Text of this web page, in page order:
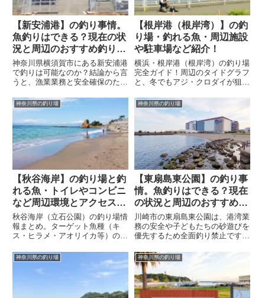
【新安浦港】の釣り事情。
魚釣りはできる？現在の状
況と周辺のおすすめ釣り場
情報
神奈川県横須賀市にある新安浦港
で釣りは可能なのか？結論から言
うと、漁業業務と安全確保のため
記事では新安浦港の現状や禁止の
理由、そして近隣の「うみかぜ公
園」や大人気の「遊漁船（船釣
り）」といったおすすめの代替案
を詳しく解説します。
【根岸港（根岸湾）】の釣
り場・釣れる魚・周辺施設
や駐車場など紹介！
横浜・根岸港（根岸湾）の釣り場
完全ガイド！周辺のタイドグラフ
と、冬でもアジ・クロダイが狙え
きで解説。課題となる「駐車場」
の問題も、駐禁リスクゼロの推奨
ルートで解決します。夏は釣れな
い？その理由や夜釣りの大物情報
も網羅。
神奈川県の釣り場
【秋谷海岸】の釣り場と釣
れる魚・トイレやコンビニ
など周辺環境とアクセス紹
介
秋谷海岸（立石公園）の釣り場情
報まとめ。ターゲット魚種（キ
ス・ヒラメ・アオリイカ等）のシ
避マップ、無料駐車場の営業時
間、トイレ・コンビニ情報を網
羅。初心者からベテランまで役立
神奈川県の釣り場
【東扇島東公園】の釣り事
情。魚釣りはできる？現在
の状況と周辺のおすすめ釣
り場情報
川崎市の東扇島東公園は、港湾業
務の安全や子どもたちの砂遊びを
優先するため全面釣り禁止です。
ん。記事では禁止の理由に加え、
近隣で公認されている人気釣り場
「東扇島西公園」や、周辺の船宿
を利用したおすすめの代替案を紹
介します。
神奈川県の釣り場 神奈川県の釣り場